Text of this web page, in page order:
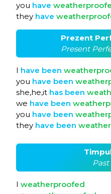
you have
they have
Prezent
Present
I have been
you have been
she,he,it has been
we have been
you have been
they have been
Past
I weatherproofed